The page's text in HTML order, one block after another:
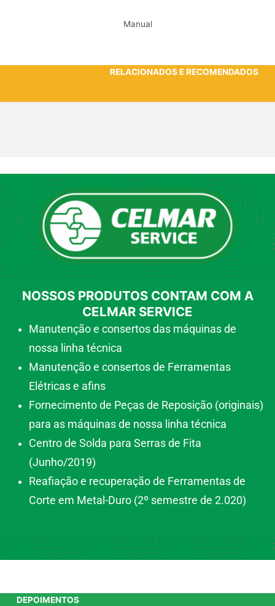
Manual
RELACIONADOS E RECOMENDADOS
NOSSOS PRODUTOS CONTAM COM A
CELMAR SERVICE
Manutenção e consertos das máquinas de
nossa linha técnica
Manutenção e consertos de Ferramentas
Elétricas e afins
Fornecimento de Peças de Reposição (originais)
para as máquinas de nossa linha técnica
Centro de Solda para Serras de Fita
(Junho/2019)
Reafiação e recuperação de Ferramentas de
Corte em Metal-Duro (2º semestre de 2.020)
DEPOIMENTOS